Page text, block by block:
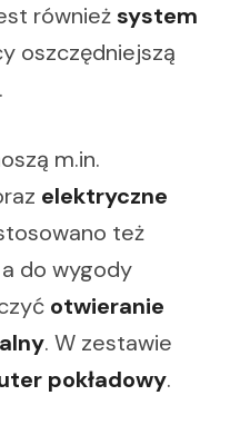
również system
oszczędniejszą
m.in.
elektryczne
też
do wygody
otwieranie
. W zestawie
pokładowy.